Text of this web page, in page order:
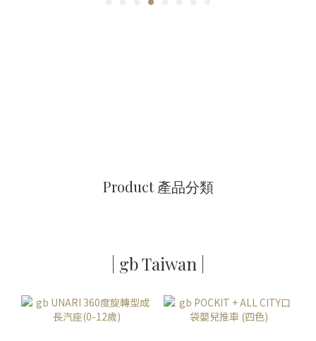
Product 產品分類
| gb Taiwan |